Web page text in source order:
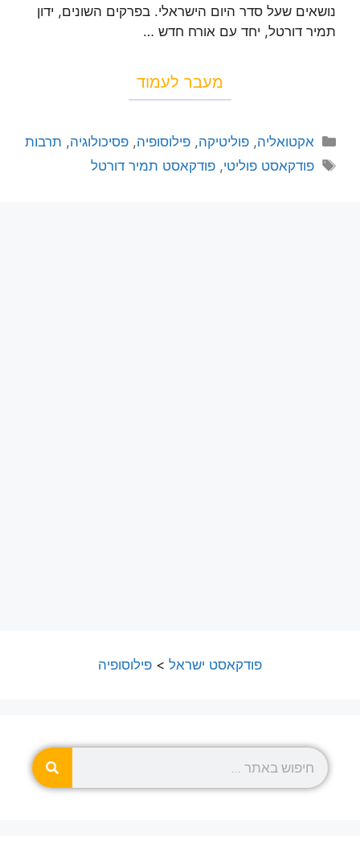
נושאים שעל סדר היום הישראלי. בפרקים השונים, ידון
תמיר דורטל, יחד עם אורח חדש …
מעבר לעמוד
אקטואליה,פוליטיקה,פילוסופיה,פסיכולוגיה, תרבות
פודקאסט פוליטי,פודקאסט תמיר דורטל
פודקאסט ישראל > פילוסופיה